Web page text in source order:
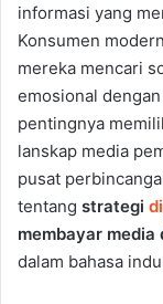
informasi yang
Konsumen
mereka mencari
emosional
pentingnya
lanskap media
pusat
tentang strategi
membayar media
dalam bahasa